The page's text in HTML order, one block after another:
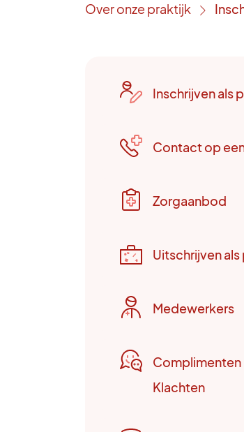
Over onze praktijk ›
Inschrijven als
Contact op
Zorgaanbod
Uitschrijven
Medewerkers
Complimenten
Klachten